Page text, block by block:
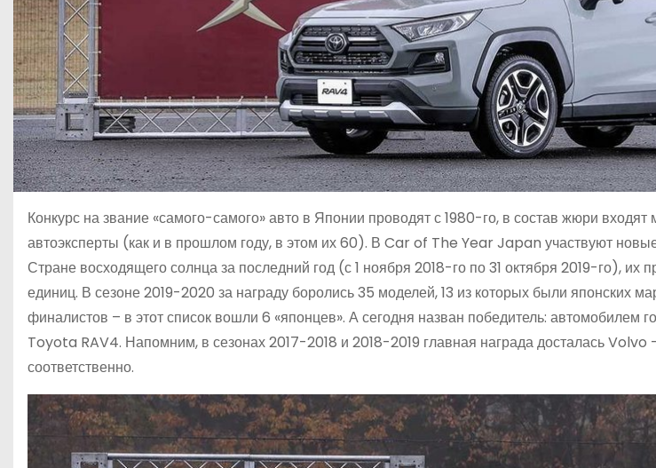
Конкурс на звание «самого-самого» авто в Японии проводят с 1980-го, в состав жюри
автоэксперты (как и в прошлом году, в этом их 60). В Car of The Year Japan участвуют
Стране восходящего солнца за последний год (с 1 ноября 2018-го по 31 октября 2019-го),
единиц. В сезоне 2019-2020 за награду боролись 35 моделей, 13 из которых были японских
финалистов – в этот список вошли 6 «японцев». А сегодня назван победитель: автомобилем
Toyota RAV4. Напомним, в сезонах 2017-2018 и 2018-2019 главная награда досталась Volvo
соответственно.